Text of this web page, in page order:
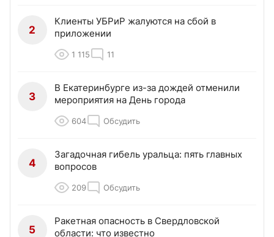
2
Клиенты УБРиР жалуются на сбой в
приложении
1 115 11
3
В Екатеринбурге из-за дождей отменили
мероприятия на День города
604 Обсудить
4
Загадочная гибель уральца: пять главных
вопросов
209 Обсудить
5
Ракетная опасность в Свердловской
области: что известно